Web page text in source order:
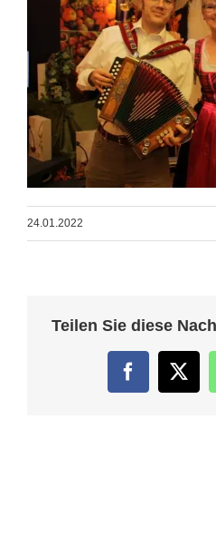
24.01.2022
Teilen Sie diese
Facebook